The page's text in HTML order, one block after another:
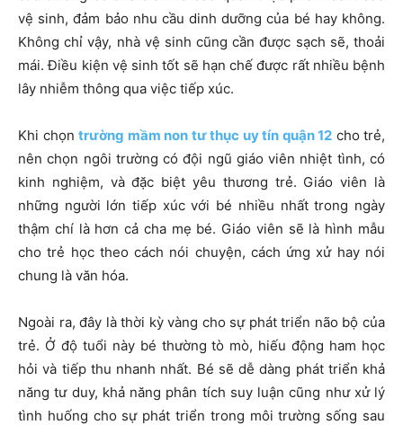
vệ sinh, đảm bảo nhu cầu dinh dưỡng của bé hay không.
Không chỉ vậy, nhà vệ sinh cũng cần được sạch sẽ, thoải
mái. Điều kiện vệ sinh tốt sẽ hạn chế được rất nhiều bệnh
lây nhiễm thông qua việc tiếp xúc.
Khi chọn trường mầm non tư thục uy tín quận 12 cho trẻ,
nên chọn ngôi trường có đội ngũ giáo viên nhiệt tình, có
kinh nghiệm, và đặc biệt yêu thương trẻ. Giáo viên là
những người lớn tiếp xúc với bé nhiều nhất trong ngày
thậm chí là hơn cả cha mẹ bé. Giáo viên sẽ là hình mẫu
cho trẻ học theo cách nói chuyện, cách ứng xử hay nói
chung là văn hóa.
Ngoài ra, đây là thời kỳ vàng cho sự phát triển não bộ của
trẻ. Ở độ tuổi này bé thường tò mò, hiếu động ham học
hỏi và tiếp thu nhanh nhất. Bé sẽ dễ dàng phát triển khả
năng tư duy, khả năng phân tích suy luận cũng như xử lý
tình huống cho sự phát triển trong môi trường sống sau